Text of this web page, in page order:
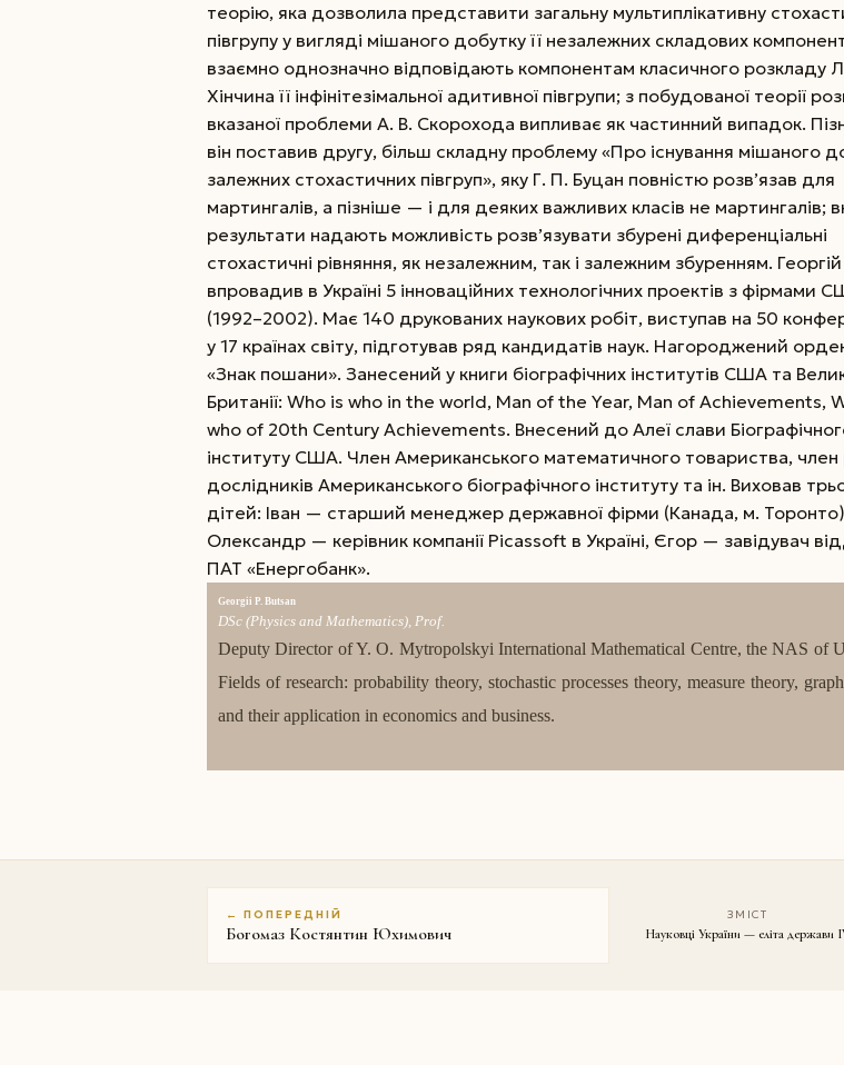
теорію, яка дозволила представити загальну мультиплікативну
півгрупу у вигляді мішаного добутку її незалежних складових
взаємно однозначно відповідають компонентам класичного розкладу
Хінчина її інфінітезімальної адитивної півгрупи; з побудованої теорії
вказаної проблеми А. В. Скорохода випливає як частинний випадок.
він поставив другу, більш складну проблему «Про існування мішаного
залежних стохастичних півгруп», яку Г. П. Буцан повністю розв’язав для
мартингалів, а пізніше — і для деяких важливих класів не мартингалів;
результати надають можливість розв’язувати збурені диференціальні
стохастичні рівняння, як незалежним, так і залежним збуренням.
впровадив в Україні 5 інноваційних технологічних проектів з фірмами
(1992–2002). Має 140 друкованих наукових робіт, виступав на 50
у 17 країнах світу, підготував ряд кандидатів наук. Нагороджений
«Знак пошани». Зане­сений у книги біографічних інститутів США та
Британії: Who is who in the world, Man of the Year, Man of Achievements,
who of 20th Century Achievements. Внесений до Алеї слави
інституту США. Член Американського математичного товариства,
дослідників Американського біографічного інституту та ін. Виховав
дітей: Іван — старший менеджер державної фірми (Канада, м.
Олександр — керівник компанії Picassoft в Україні, Єгор — заві­дувач
ПАТ «Енергобанк».
Georgii P. Butsan
DSc (Physics and Mathematics), Prof.
Deputy Director of Y. O. Mytropolskyi International Mathematical Centre, the NAS of
Fields of research: probability theory, stochastic processes theory, measure theory,
and their application in economics and business.
← ПОПЕРЕДНІЙ
Богомаз Костянтин Юхимович
ЗМІСТ
Науковці України — еліта держави